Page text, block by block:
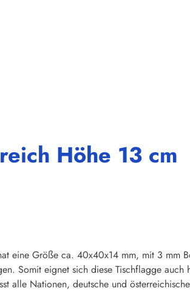
Höhe 13 cm
eine Größe ca. 40x40x14 mm, mit 3 mm
Somit eignet sich diese Tischflagge auch
alle Nationen, deutsche und